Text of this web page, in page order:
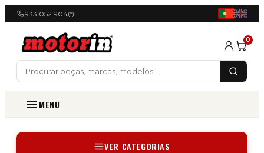
933 052 904(*)
0
MENU
VER CATEGORIAS